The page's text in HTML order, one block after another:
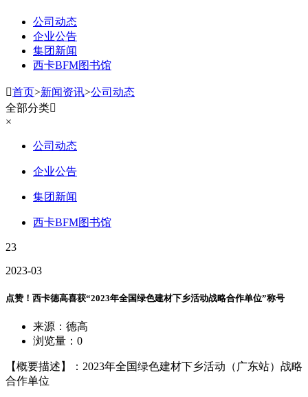
公司动态
企业公告
集团新闻
西卡BFM图书馆
首页>新闻资讯>公司动态
全部分类
×
公司动态
企业公告
集团新闻
西卡BFM图书馆
23
2023-03
点赞！西卡德高喜获“2023年全国绿色建材下乡活动战略合作单位”称号
来源：德高
浏览量： 0
【概要描述】：2023年全国绿色建材下乡活动（广东站）战略
合作单位